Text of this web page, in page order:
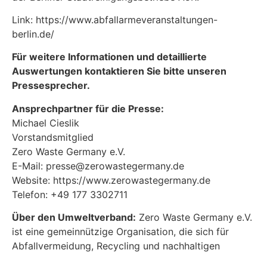
Link: https://www.abfallarmeveranstaltungen-
berlin.de/
Für weitere Informationen und detaillierte
Auswertungen kontaktieren Sie bitte unseren
Pressesprecher.
Ansprechpartner für die Presse:
Michael Cieslik
Vorstandsmitglied
Zero Waste Germany e.V.
E-Mail: presse@zerowastegermany.de
Website: https://www.zerowastegermany.de
Telefon: +49 177 3302711
Über den Umweltverband: Zero Waste Germany e.V.
ist eine gemeinnützige Organisation, die sich für
Abfallvermeidung, Recycling und nachhaltigen